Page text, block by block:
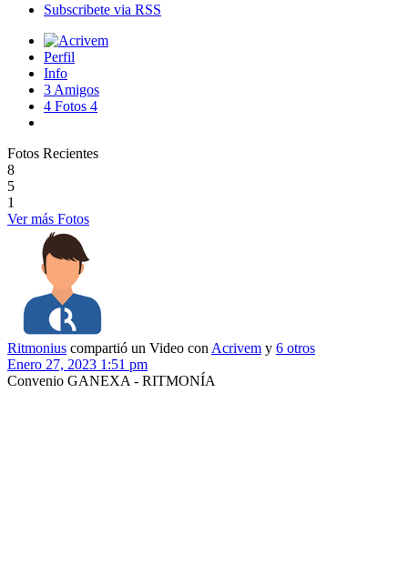
Subscribete via RSS
Perfil
Info
3 Amigos
4 Fotos 4
Fotos Recientes
8
5
1
Ver más Fotos
Ritmonius compartió un Video con Acrivem y 6 otros
Enero 27, 2023 1:51 pm
Convenio GANEXA - RITMONÍA